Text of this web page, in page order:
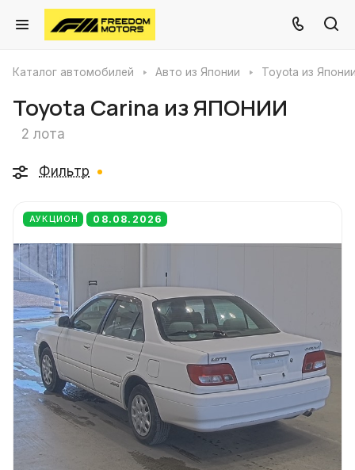
Каталог автомобилей Авто из Японии Toyota из
Toyota Carina из ЯПОНИИ
2 лота
Фильтр
АУКЦИОН 08.08.2026